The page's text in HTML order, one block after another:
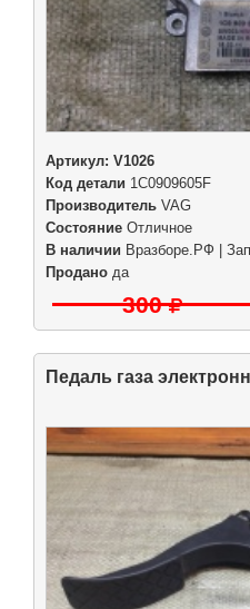
Артикул: V1026
Код детали 1C0909605F
Производитель VAG
Состояние Отличное
В наличии Вразборе.РФ |
Продано да
300
Педаль газа